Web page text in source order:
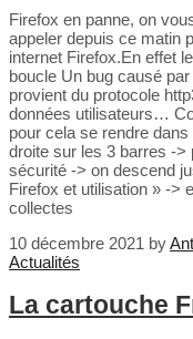
Firefox en panne, on
appeler depuis ce matin
internet Firefox.En effet
boucle Un bug causé
provient du protocole
données utilisateurs…
pour cela se rendre
droite sur les 3 barres -
sécurité -> on descend
Firefox et utilisation » ->
collectes
10 décembre 2021 by
Actualités
La cartouche